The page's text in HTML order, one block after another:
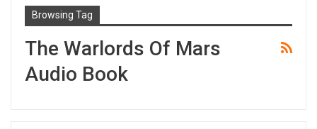
Browsing Tag
The Warlords Of Mars
Audio Book